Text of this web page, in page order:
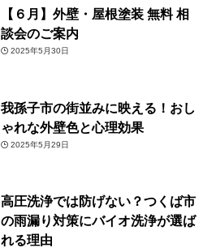
【６月】外壁・屋根塗装 無料 相
談会のご案内
2025年5月30日
我孫子市の街並みに映える！おし
ゃれな外壁色と心理効果
2025年5月29日
高圧洗浄では防げない？つくば市
の雨漏り対策にバイオ洗浄が選ば
れる理由